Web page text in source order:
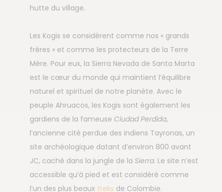
hutte du village.
Les Kogis se considèrent comme nos « grands
frères » et comme les protecteurs de la Terre
Mère. Pour eux, la Sierra Nevada de Santa Marta
est le cœur du monde qui maintient l’équilibre
naturel et spirituel de notre planète. Avec le
peuple Ahruacos, les Kogis sont également les
gardiens de la fameuse Ciudad Perdida,
l’ancienne cité perdue des indiens Tayronas, un
site archéologique datant d’environ 800 avant
JC, caché dans la jungle de la Sierra. Le site n’est
accessible qu’à pied et est considéré comme
l’un des plus beaux treks de Colombie.